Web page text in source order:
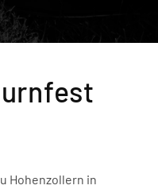
Hohenzollern in